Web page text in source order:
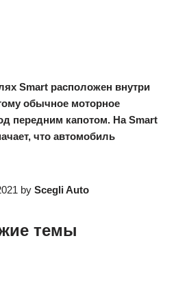
Smart расположен внутри
обычное моторное
передним капотом. На Smart
что автомобиль
by Scegli Auto
темы